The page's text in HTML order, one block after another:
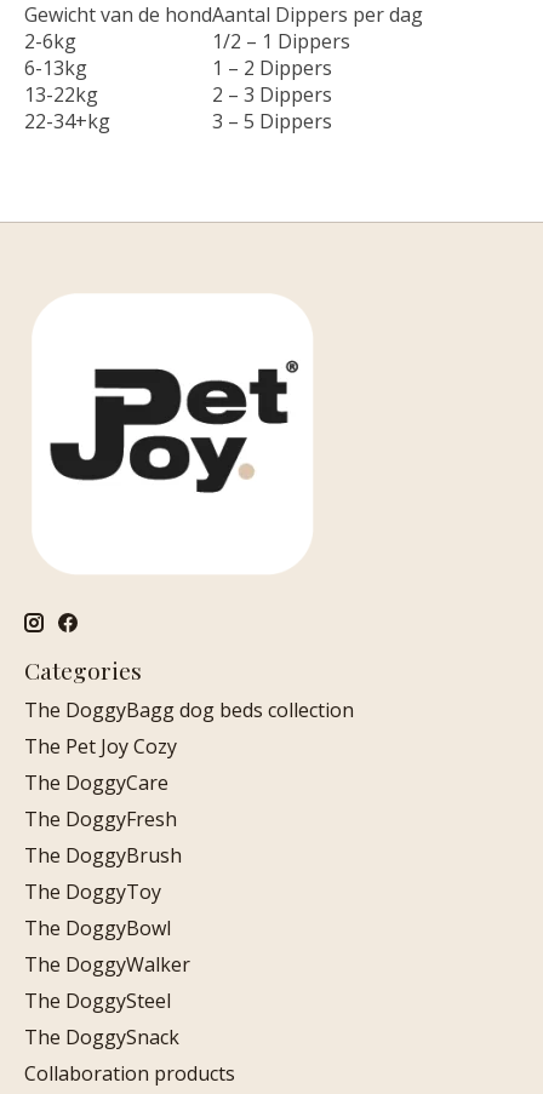
Gewicht van de hondAantal Dippers per dag
2-6kg
1/2 – 1 Dippers
6-13kg
1 – 2 Dippers
13-22kg
2 – 3 Dippers
22-34+kg
3 – 5 Dippers
Categories
The DoggyBagg dog beds collection
The Pet Joy Cozy
The DoggyCare
The DoggyFresh
The DoggyBrush
The DoggyToy
The DoggyBowl
The DoggyWalker
The DoggySteel
The DoggySnack
Collaboration products